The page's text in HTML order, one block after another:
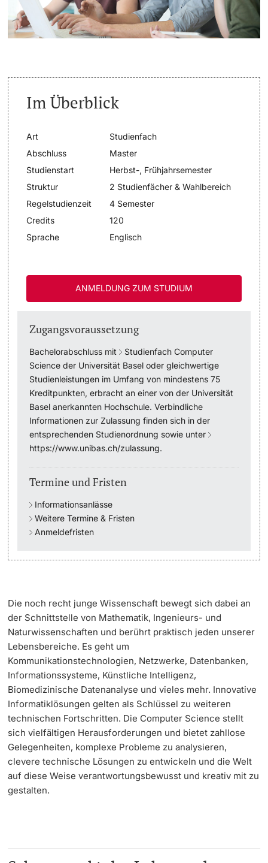
weitere Informationen
Dozierende
weitere Informationen
Belegen
«Start Smart»-Week
Mobilität
Campus Credits
Campus Stories
Student Life
Beratung & Support
Studienfachberatung
Studienberatung
Studienfinanzierung
Berufseinstieg & Laufbahnberatung
Militär- & Zivildienst
Inklusive Universität
Koordinationsstelle für Geflüchtete
Langes Studium
Lernen & Lehren
KI in Studium und Lehre
Digitales Lernen
Sprachenzentrum
Universitätsbibliothek Basel
Im Überblick
Art
Studienfach
Abschluss
Master
Studienstart
Herbst-, Frühjahrsemester
Struktur
2 Studienfächer & Wahlbereich
Regelstudienzeit
4 Semester
Credits
120
Sprache
Englisch
ANMELDUNG ZUM STUDIUM
Zugangsvoraussetzung
Bachelorabschluss mit Studienfach Computer
Science der Universität Basel oder gleichwertige
Studienleistungen im Umfang von mindestens 75
Kreditpunkten, erbracht an einer von der Universität
Basel anerkannten Hochschule. Verbindliche
Informationen zur Zulassung finden sich in der
entsprechenden Studienordnung sowie unter
https://www.unibas.ch/zulassung.
Termine und Fristen
Informationsanlässe
Weitere Termine & Fristen
Anmeldefristen
Die noch recht junge Wissenschaft bewegt sich dabei an
der Schnittstelle von Mathematik, Ingenieurs- und
Naturwissenschaften und berührt praktisch jeden unserer
Lebensbereiche. Es geht um
Kommunikationstechnologien, Netzwerke, Datenbanken,
Informationssysteme, Künstliche Intelligenz,
Biomedizinische Datenanalyse und vieles mehr. Innovative
Informatiklösungen gelten als Schlüssel zu weiteren
technischen Fortschritten. Die Computer Science stellt
sich vielfältigen Herausforderungen und bietet zahllose
Gelegenheiten, komplexe Probleme zu analysieren,
clevere technische Lösungen zu entwickeln und die Welt
auf diese Weise verantwortungsbewusst und kreativ mit zu
gestalten.